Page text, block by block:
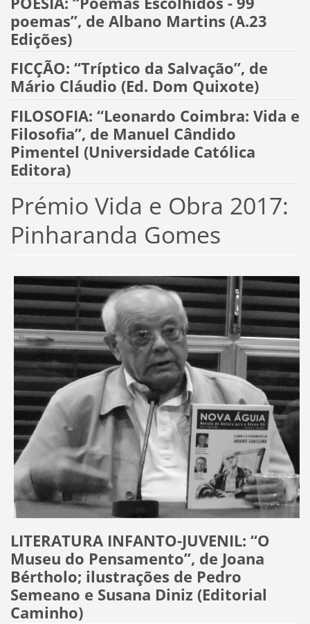
poemas”, de Albano Martins (A.23
Edições)
FICÇÃO: “Tríptico da Salvação”, de
Mário Cláudio (Ed. Dom Quixote)
FILOSOFIA: “Leonardo Coimbra: Vida e
Filosofia”, de Manuel Cândido
Pimentel (Universidade Católica
Editora)
Prémio Vida e Obra 2017:
Pinharanda Gomes
LITERATURA INFANTO-JUVENIL: “O
Museu do Pensamento”, de Joana
Bértholo; ilustrações de Pedro
Semeano e Susana Diniz (Editorial
Caminho)